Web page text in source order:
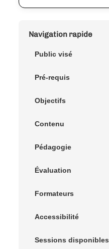
Navigation rapide
Public visé
Pré-requis
Objectifs
Contenu
Pédagogie
Évaluation
Formateurs
Accessibilité
Sessions disponibles